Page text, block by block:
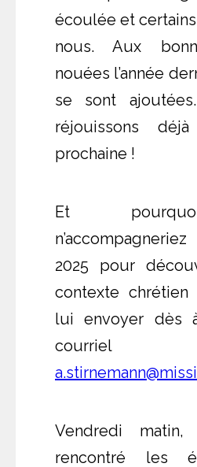
écoulée et
nous. Aux
nouées l’année
se sont
réjouissons
prochaine !
Et
2025 pour
contexte chrétien
lui envoyer dès
Vendredi matin,
rencontré les